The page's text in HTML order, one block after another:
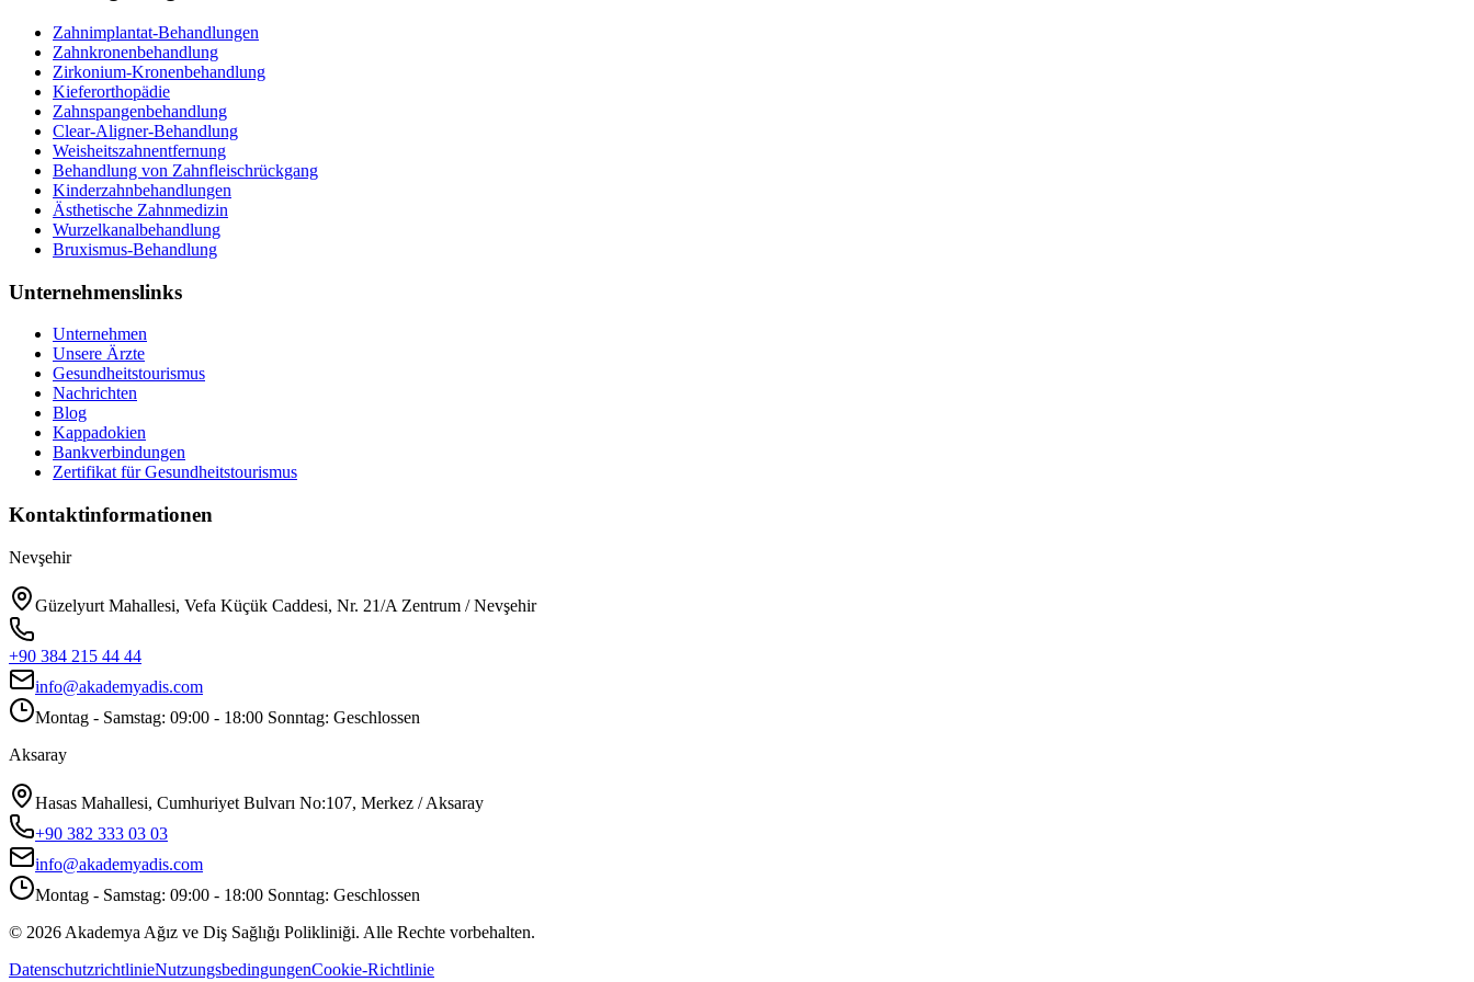
Zahnimplantat-Behandlungen
Zahnkronenbehandlung
Zirkonium-Kronenbehandlung
Kieferorthopädie
Zahnspangenbehandlung
Clear-Aligner-Behandlung
Weisheitszahnentfernung
Behandlung von Zahnfleischrückgang
Kinderzahnbehandlungen
Ästhetische Zahnmedizin
Wurzelkanalbehandlung
Bruxismus-Behandlung
Unternehmenslinks
Unternehmen
Unsere Ärzte
Gesundheitstourismus
Nachrichten
Blog
Kappadokien
Bankverbindungen
Zertifikat für Gesundheitstourismus
Kontaktinformationen
Nevşehir
Güzelyurt Mahallesi, Vefa Küçük Caddesi, Nr. 21/A Zentrum / Nevşehir
+90 384 215 44 44
info@akademyadis.com
Montag - Samstag: 09:00 - 18:00 Sonntag: Geschlossen
Aksaray
Hasas Mahallesi, Cumhuriyet Bulvarı No:107, Merkez / Aksaray
+90 382 333 03 03
info@akademyadis.com
Montag - Samstag: 09:00 - 18:00 Sonntag: Geschlossen
© 2026 Akademya Ağız ve Diş Sağlığı Polikliniği. Alle Rechte vorbehalten.
DatenschutzrichtlinieNutzungsbedingungenCookie-Richtlinie